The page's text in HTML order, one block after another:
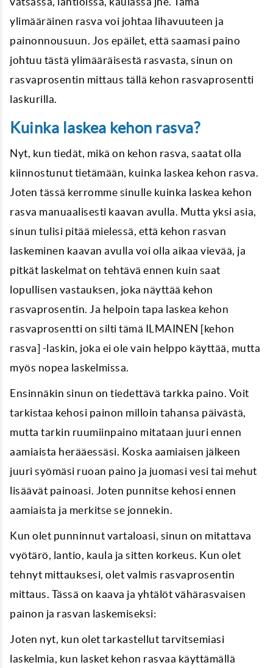
ylimääräinen rasva voi johtaa lihavuuteen ja
painonnousuun. Jos epäilet, että saamasi paino
johtuu tästä ylimääräisestä rasvasta, sinun on
rasvaprosentin mittaus tällä kehon rasvaprosentti
laskurilla.
Kuinka laskea kehon rasva?
Nyt, kun tiedät, mikä on kehon rasva, saatat olla
kiinnostunut tietämään, kuinka laskea kehon rasva.
Joten tässä kerromme sinulle kuinka laskea kehon
rasva manuaalisesti kaavan avulla. Mutta yksi asia,
sinun tulisi pitää mielessä, että kehon rasvan
laskeminen kaavan avulla voi olla aikaa vievää, ja
pitkät laskelmat on tehtävä ennen kuin saat
lopullisen vastauksen, joka näyttää kehon
rasvaprosentin. Ja helpoin tapa laskea kehon
rasvaprosentti on silti tämä ILMAINEN [kehon
rasva] -laskin, joka ei ole vain helppo käyttää, mutta
myös nopea laskelmissa.
Ensinnäkin sinun on tiedettävä tarkka paino. Voit
tarkistaa kehosi painon milloin tahansa päivästä,
mutta tarkin ruumiinpaino mitataan juuri ennen
aamiaista herääessäsi. Koska aamiaisen jälkeen
juuri syömäsi ruoan paino ja juomasi vesi tai mehut
lisäävät painoasi. Joten punnitse kehosi ennen
aamiaista ja merkitse se jonnekin.
Kun olet punninnut vartaloasi, sinun on mitattava
vyötärö, lantio, kaula ja sitten korkeus. Kun olet
tehnyt mittauksesi, olet valmis rasvaprosentin
mittaus. Tässä on kaava ja yhtälöt vähärasvaisen
painon ja rasvan laskemiseksi:
Joten nyt, kun olet tarkastellut tarvitsemiasi
laskelmia, kun lasket kehon rasvaa käyttämällä